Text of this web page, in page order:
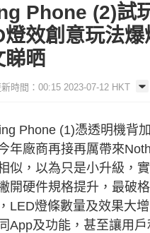
Phone (2)試
燈效創意玩法
睇晒
新時間：00:15 2023-07-12 HKT
Phone (1)憑透明機背
年廠商再接再厲帶來
似，以為只是小升級，
開硬件規格提升，最破
LED燈條數量及效果大
App及功能，甚至讓用